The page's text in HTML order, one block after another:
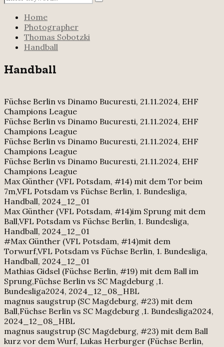
for:
Search
Home
Photographer
Thomas Sobotzki
Handball
Handball
Füchse Berlin vs Dinamo Bucuresti, 21.11.2024, EHF
Champions League
Füchse Berlin vs Dinamo Bucuresti, 21.11.2024, EHF
Champions League
Füchse Berlin vs Dinamo Bucuresti, 21.11.2024, EHF
Champions League
Füchse Berlin vs Dinamo Bucuresti, 21.11.2024, EHF
Champions League
Max Günther (VFL Potsdam, #14) mit dem Tor beim
7m,VFL Potsdam vs Füchse Berlin, 1. Bundesliga,
Handball, 2024_12_01
Max Günther (VFL Potsdam, #14)im Sprung mit dem
Ball,VFL Potsdam vs Füchse Berlin, 1. Bundesliga,
Handball, 2024_12_01
#Max Günther (VFL Potsdam, #14)mit dem
Torwurf,VFL Potsdam vs Füchse Berlin, 1. Bundesliga,
Handball, 2024_12_01
Mathias Gidsel (Füchse Berlin, #19) mit dem Ball im
Sprung,Füchse Berlin vs SC Magdeburg ,1.
Bundesliga2024, 2024_12_08_HBL
magnus saugstrup (SC Magdeburg, #23) mit dem
Ball,Füchse Berlin vs SC Magdeburg ,1. Bundesliga2024,
2024_12_08_HBL
magnus saugstrup (SC Magdeburg, #23) mit dem Ball
kurz vor dem Wurf, Lukas Herburger (Füchse Berlin,